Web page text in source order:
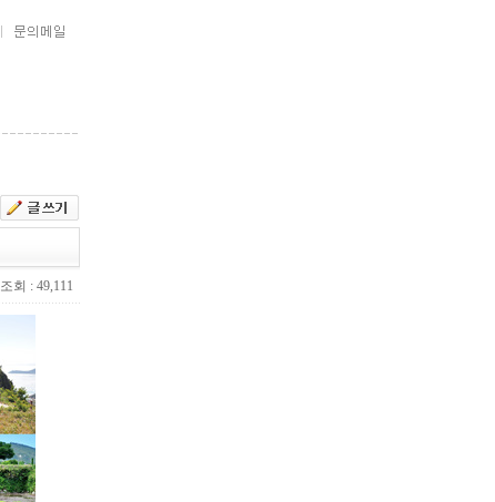
조회 : 49,111